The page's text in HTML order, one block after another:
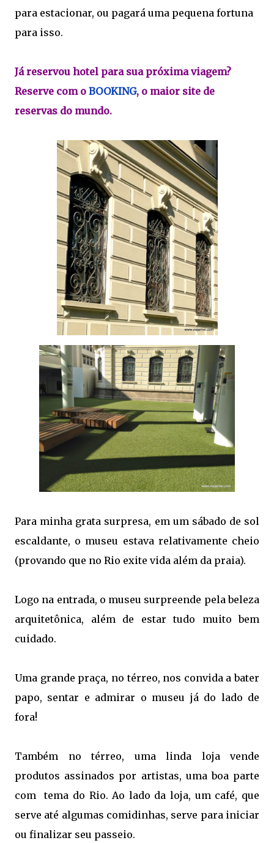
para estacionar, ou pagará uma pequena fortuna
para isso.
Já reservou hotel para sua próxima viagem?
Reserve com o BOOKING, o maior site de
reservas do mundo.
Para minha grata surpresa, em um sábado de sol
escaldante, o museu estava relativamente cheio
(provando que no Rio exite vida além da praia).
Logo na entrada, o museu surpreende pela beleza
arquitetônica, além de estar tudo muito bem
cuidado.
Uma grande praça, no térreo, nos convida a bater
papo, sentar e admirar o museu já do lado de
fora!
Também no térreo, uma linda loja vende
produtos assinados por artistas, uma boa parte
com tema do Rio. Ao lado da loja, um café, que
serve até algumas comidinhas, serve para iniciar
ou finalizar seu passeio.